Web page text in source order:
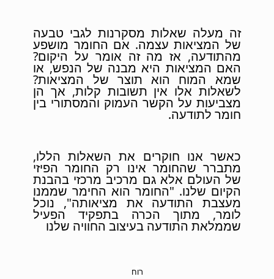
זה מעלה שאלות מסקרנות לגבי טבעה
של המציאות עצמה. אם החומר מושפע
מהתודעה, אז מה זה אומר על היקום?
האם המציאות היא מבנה של הנפש, או
שמא המוח הוא תוצר של המציאות?
לשאלות אלו אין תשובות קלות, אך הן
מצביעות על הקשר העמוק והמסתורי בין
חומר לתודעה.
כאשר אנו חוקרים את השאלות הללו,
מתברר שהחומר אינו רק החומר הפיזי
של העולם אלא גם מרכיב מרכזי בהבנת
הקיום שלנו. "החומר הוא החימר שממנו
מעצבת התודעה את מציאותה", נוכל
לומר, מתוך הכרה בתפקיד הפעיל
שממלאת התודעה בעיצוב החוויה שלנו
רוח